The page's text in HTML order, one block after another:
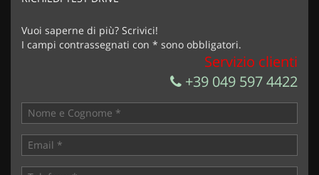
Invia la tua richiesta
Vuoi saperne di più? Scrivici!
I campi contrassegnati con * sono obbligatori.
Servizio clienti
+39 049 597 4422